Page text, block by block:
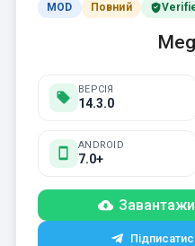
MOD Повний
ВЕРСІЯ
14.3.0
ANDROID
7.0+